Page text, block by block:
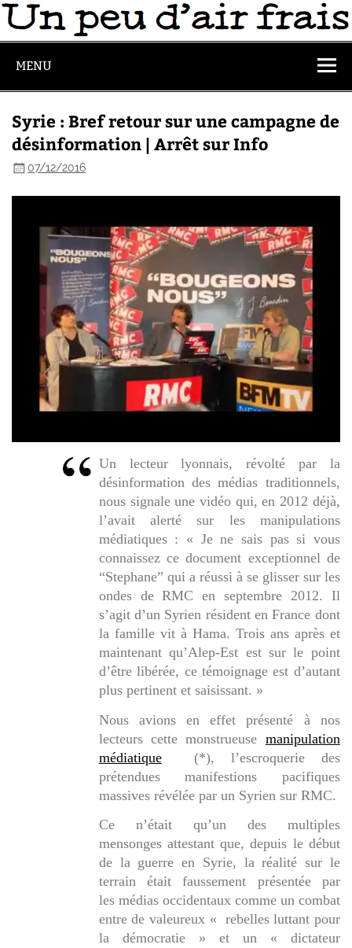
MENU
Syrie : Bref retour sur une campagne de
désinformation | Arrêt sur Info
07/12/2016
Un lecteur lyonnais, révolté par la
désinformation des médias traditionnels,
nous signale une vidéo qui, en 2012 déjà,
l’avait alerté sur les manipulations
médiatiques : « Je ne sais pas si vous
connaissez ce document exceptionnel de
“Stephane” qui a réussi à se glisser sur les
ondes de RMC en septembre 2012. Il
s’agit d’un Syrien résident en France dont
la famille vit à Hama. Trois ans après et
maintenant qu’Alep-Est est sur le point
d’être libérée, ce témoignage est d’autant
plus pertinent et saisissant. »
Nous avions en effet présenté à nos
lecteurs cette monstrueuse manipulation
médiatique(*), l’escroquerie des
prétendues manifestions pacifiques
massives révélée par un Syrien sur RMC.
Ce n’était qu’un des multiples
mensonges attestant que, depuis le début
de la guerre en Syrie, la réalité sur le
terrain était faussement présentée par
les médias occidentaux comme un combat
entre de valeureux « rebelles luttant pour
la démocratie» et un « dictateur